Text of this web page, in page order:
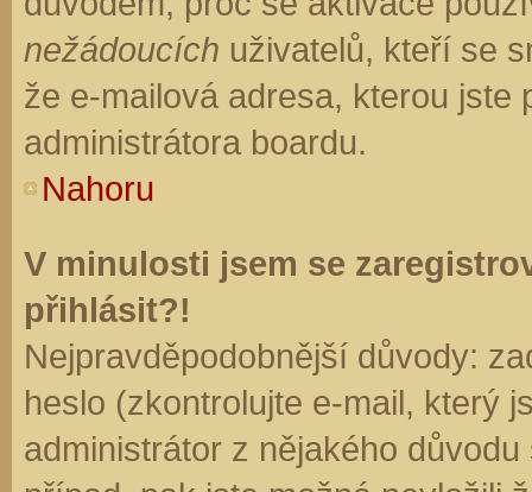
nežádoucích uživatelů, kteří se
že e-mailová adresa, kterou jste
administrátora boardu.
Nahoru
V minulosti jsem se
přihlásit?!
Nejpravděpodobnější důvody:
heslo (zkontrolujte e-mail, který
administrátor z nějakého